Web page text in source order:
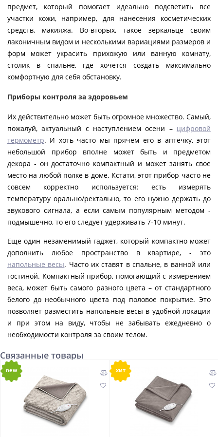
предмет, который помогает идеально подсветить все
участки кожи, например, для нанесения косметических
средств, макияжа. Во-вторых, такое зеркальце своим
лаконичным видом и несколькими вариациями размеров и
форм может украсить прихожую или ванную комнату,
столик в спальне, где хочется создать максимально
комфортную для себя обстановку.
Приборы контроля за здоровьем
Их действительно может быть огромное множество. Самый,
пожалуй, актуальный с наступлением осени – цифровой
термометр. И хоть часто мы прячем его в аптечку, этот
небольшой прибор вполне может быть и предметом
декора - он достаточно компактный и может занять свое
место на любой полке в доме. Кстати, этот прибор часто не
совсем корректно используется: есть измерять
температуру орально/ректально, то его нужно держать до
звукового сигнала, а если самым популярным методом -
подмышечно, то его следует удерживать 7-10 минут.
Еще один незаменимый гаджет, который компактно может
дополнить любое пространство в квартире, - это
напольные весы. Часто их ставят в спальне, в ванной или
гостиной. Компактный прибор, помогающий с измерением
веса, может быть самого разного цвета – от стандартного
белого до необычного цвета под половое покрытие. Это
позволяет разместить напольные весы в удобной локации
и при этом на виду, чтобы не забывать ежедневно о
необходимости контроля за своим телом.
Связанные товары
new хит